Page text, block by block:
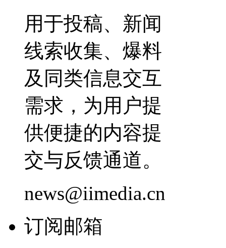
用于投稿、新闻
线索收集、爆料
及同类信息交互
需求，为用户提
供便捷的内容提
交与反馈通道。
news@iimedia.cn
订阅邮箱